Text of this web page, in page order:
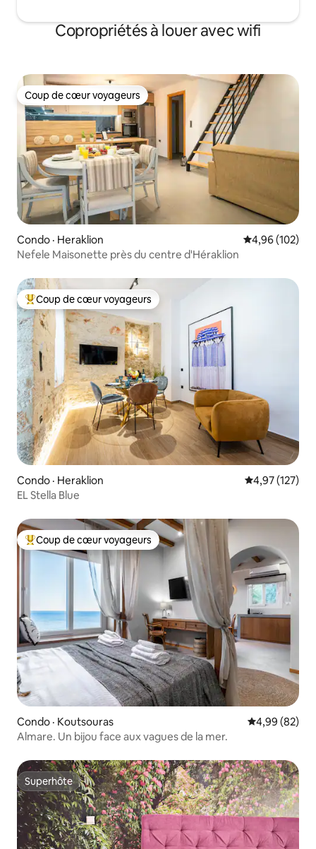
Copropriétés à louer avec wifi
Coup de cœur voyageurs
Coup de cœur voyageurs
Condo · Heraklion Note
4,96 (102)
Nefele Maisonette près du centre d'Héraklion
Coup de cœur voyageurs parmi les plus aimés
Coup de cœur voyageurs
Condo · Heraklion Note
4,97 (127)
EL Stella Blue
Coup de cœur voyageurs parmi les plus aimés
Coup de cœur voyageurs
Condo · Koutsouras Note
4,99 (82)
Almare. Un bijou face aux vagues de la mer.
Superhôte
Superhôte